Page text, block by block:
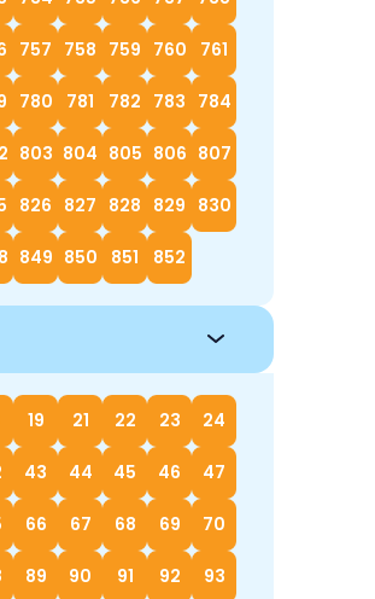
757 758 759 760 761
780 781 782 783 784
803 804 805 806 807
826 827 828 829 830
849 850 851 852
19 21 22 23 24
43 44 45 46 47
66 67 68 69 70
89 90 91 92 93